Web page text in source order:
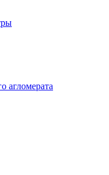
агломерата